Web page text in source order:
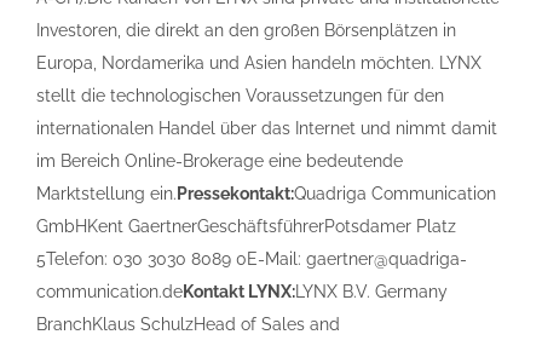
Investoren, die direkt an den großen Börsenplätzen in
Europa, Nordamerika und Asien handeln möchten. LYNX
stellt die technologischen Voraussetzungen für den
internationalen Handel über das Internet und nimmt damit
im Bereich Online-Brokerage eine bedeutende
Marktstellung ein. Pressekontakt:Quadriga Communication
GmbHKent GaertnerGeschäftsführerPotsdamer Platz
5Telefon: 030 3030 8089 0E-Mail: gaertner@quadriga-
communication.deKontakt LYNX: LYNX B.V. Germany
BranchKlaus SchulzHead of Sales and